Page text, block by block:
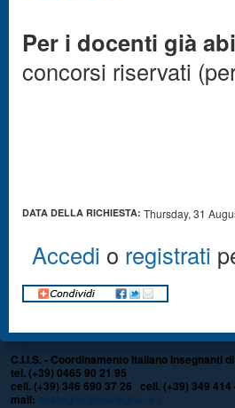
Per i docenti già
concorsi riservati
DATA DELLA RICHIESTA: Thursday, 31
Accedi o registrati
C.I.I.S. - Coordinamento Italiano Insegnanti
tel. (+39) 0465 90 21 95
cell. (+39) 346 690 37 26 cell. (+39) 349 414
mail: